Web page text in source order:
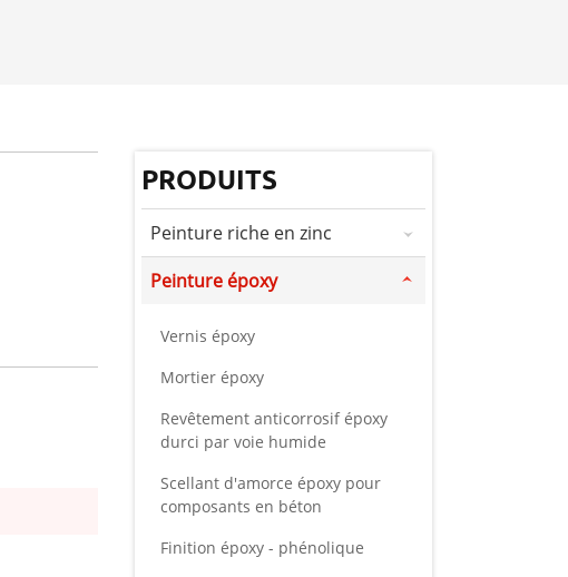
PRODUITS
Peinture riche en zinc
Peinture époxy
Vernis époxy
Mortier époxy
Revêtement anticorrosif époxy
durci par voie humide
Scellant d'amorce époxy pour
composants en béton
Finition époxy - phénolique